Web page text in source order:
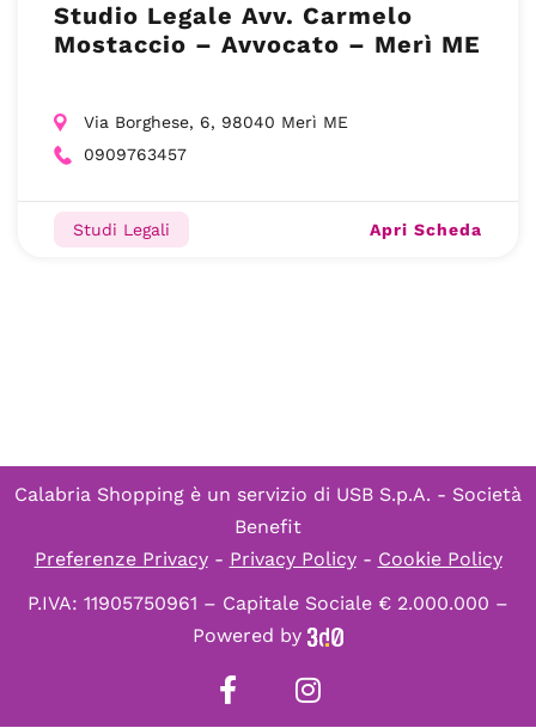
Studio Legale Avv. Carmelo
Mostaccio – Avvocato – Merì ME
Via Borghese, 6, 98040 Merì ME
0909763457
Studi Legali Apri Scheda
Calabria Shopping è un servizio di USB S.p.A. - Società
Benefit
Preferenze Privacy- Privacy Policy- Cookie Policy
P.IVA: 11905750961 – Capitale Sociale € 2.000.000 –
Powered by